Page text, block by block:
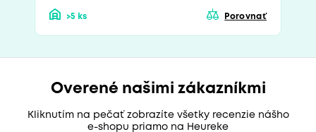
>5 ks Porovnať
Overené našimi zákazníkmi
Kliknutím na pečať zobrazíte všetky recenzie nášho
e-shopu priamo na Heureke